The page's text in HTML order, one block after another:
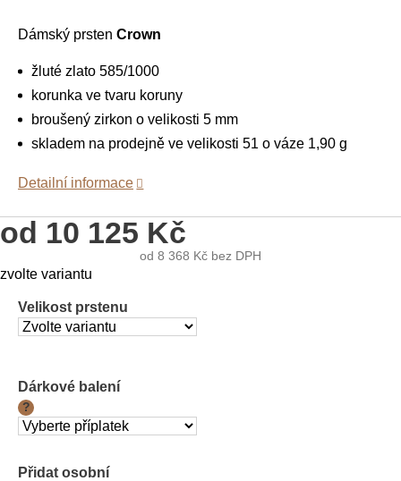
od 10 125 Kč
od 8 368 Kč bez DPH
Měrná
zvolte variantu
Velikost prstenu
Dárkové balení
?
Přidat osobní
Dámský prsten Crown
žluté zlato 585/1000
korunka ve tvaru koruny
broušený zirkon o velikosti 5 mm
skladem na prodejně ve velikosti 51 o váze 1,90 g
Detailní informace